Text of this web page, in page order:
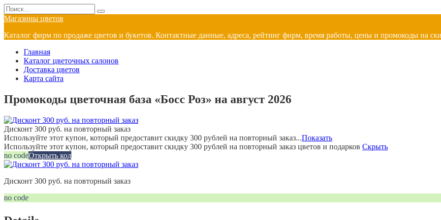
Перейти
к
содержанию
Search
for:
Магазины цветов
Каталог фирм по продаже цветов и букетов. Контактные данные, адреса, рейтинг фирм, время работы, цены и промокоды на
Главная
Каталог цветочных салонов
Доставка цветов
Карта сайта
Промокоды цветочная база «Босс Роз» на август 2026
Дисконт 300 руб. на повторный заказ
Используйте этот купон, который предоставит скидку 300 рублей на повторный заказ...Показать
Используйте этот купон, который предоставит скидку 300 рублей на повторный заказ цветов и подарков Скрыть
no codeОткрыть код
Дисконт 300 руб. на повторный заказ
no code